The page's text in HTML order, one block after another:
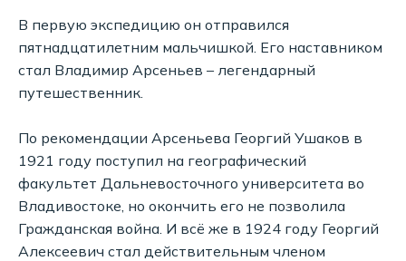
В первую экспедицию он отправился
пятнадцатилетним мальчишкой. Его наставником
стал Владимир Арсеньев – легендарный
путешественник.
По рекомендации Арсеньева Георгий Ушаков в
1921 году поступил на географический
факультет Дальневосточного университета во
Владивостоке, но окончить его не позволила
Гражданская война. И всё же в 1924 году Георгий
Алексеевич стал действительным членом